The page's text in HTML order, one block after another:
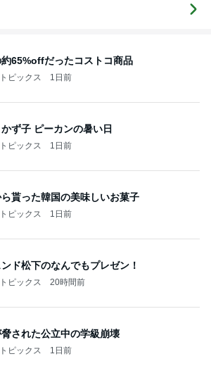
65%offだったコストコ商品
ピックス 1日前
ず子 ピーカンの暑い日
ピックス 1日前
貰った韓国の美味しいお菓子
ピックス 1日前
ド松下のなんでもプレゼン！
ピックス 20時間前
された公立中の学級崩壊
ピックス 1日前